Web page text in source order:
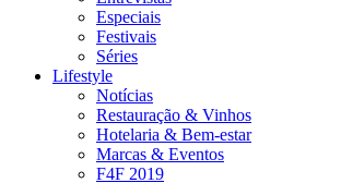
Especiais
Festivais
Séries
Lifestyle
Notícias
Restauração & Vinhos
Hotelaria & Bem-estar
Marcas & Eventos
F4F 2019